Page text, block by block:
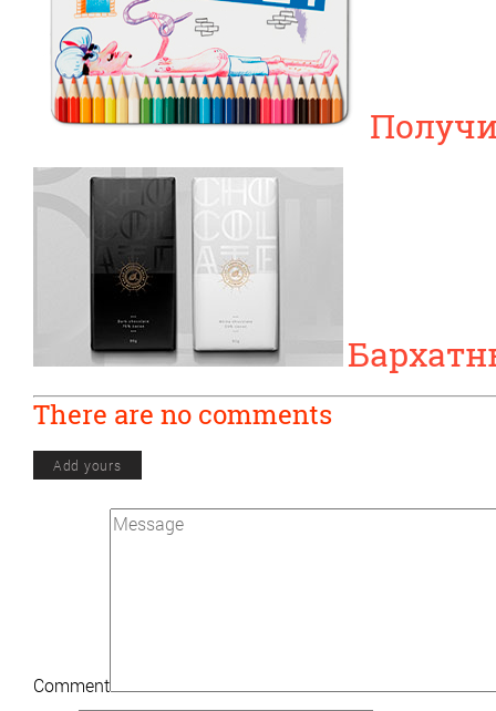
There are no comments
Add yours
Comment